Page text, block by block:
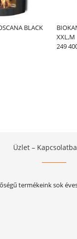
BLACK
XXL,M
249
Üzlet –
termékeink sok